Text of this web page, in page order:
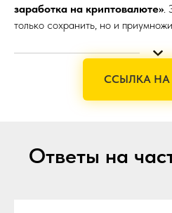
заработка на криптовалюте».
только сохранить, но и
ССЫЛКА НА
Ответы на